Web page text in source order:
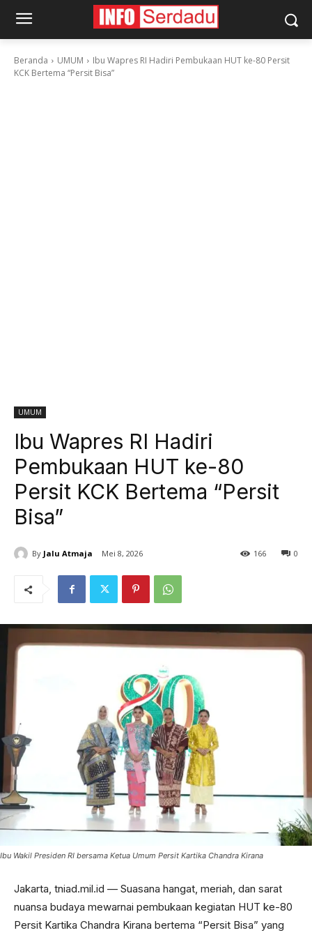
Beranda UMUM
Ibu Wapres RI Hadiri Pembukaan HUT ke-80 Persit
KCK Bertema “Persit Bisa”
UMUM
Ibu Wapres RI Hadiri
Pembukaan HUT ke-80
Persit KCK Bertema “Persit
Bisa”
By Jalu Atmaja Mei 8, 2026 0
166
Ibu Wakil Presiden RI bersama Ketua Umum Persit Kartika Chandra Kirana
Jakarta, tniad.mil.id — Suasana hangat, meriah, dan sarat
nuansa budaya mewarnai pembukaan kegiatan HUT ke-80
Persit Kartika Chandra Kirana bertema “Persit Bisa” yang